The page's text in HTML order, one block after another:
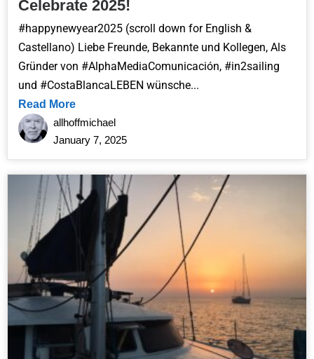
Celebrate 2025!
#happynewyear2025 (scroll down for English &
Castellano) Liebe Freunde, Bekannte und Kollegen, Als
Gründer von #AlphaMediaComunicación, #in2sailing
und #CostaBlancaLEBEN wünsche...
Read More
allhoffmichael
January 7, 2025